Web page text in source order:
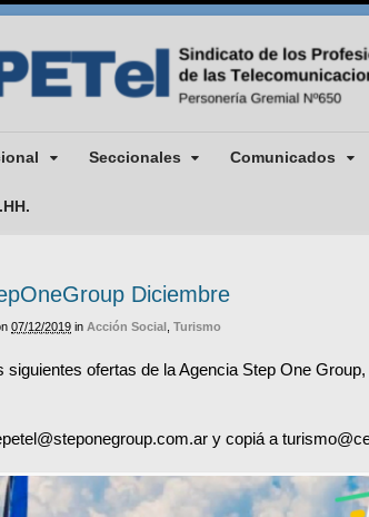
Seccionales Comunicados
Diciembre
07/12/2019 in Acción Social Turismo
siguientes ofertas de la Agencia Step One
y copiá a